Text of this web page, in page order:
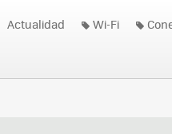
Actualidad Wi-Fi